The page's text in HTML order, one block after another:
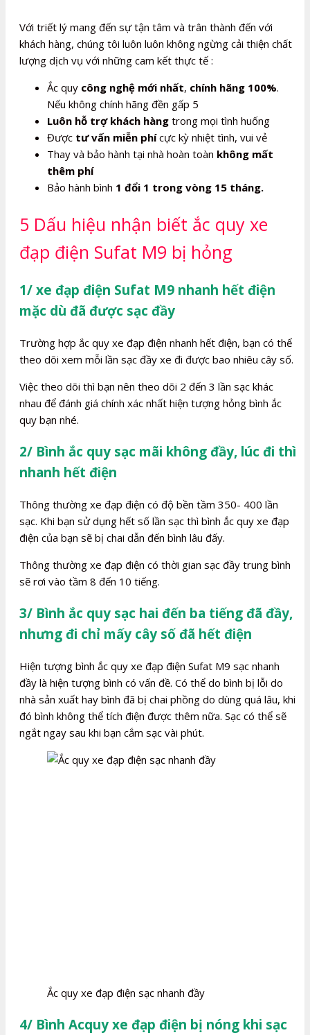
Với triết lý mang đến sự tận tâm và trân thành đến với
khách hàng, chúng tôi luôn luôn không ngừng cải thiện chất
lượng dịch vụ với những cam kết thực tế :
Ắc quy công nghệ mới nhất, chính hãng 100%.
Nếu không chính hãng đền gấp 5
Luôn hỗ trợ khách hàng trong mọi tình huống
Được tư vấn miễn phícực kỳ nhiệt tình, vui vẻ
Thay và bảo hành tại nhà hoàn toàn không mất
thêm phí
Bảo hành bình 1 đổi 1 trong vòng 15 tháng.
5 Dấu hiệu nhận biết ắc quy xe
đạp điện Sufat M9 bị hỏng
1/ xe đạp điện Sufat M9 nhanh hết điện
mặc dù đã được sạc đầy
Trường hợp ắc quy xe đạp điện nhanh hết điện, bạn có thể
theo dõi xem mỗi lần sạc đầy xe đi được bao nhiêu cây số.
Việc theo dõi thì bạn nên theo dõi 2 đến 3 lần sạc khác
nhau để đánh giá chính xác nhất hiện tượng hỏng bình ắc
quy bạn nhé.
2/ Bình ắc quy sạc mãi không đầy, lúc đi thì
nhanh hết điện
Thông thường xe đạp điện có độ bền tầm 350- 400 lần
sạc. Khi bạn sử dụng hết số lần sạc thì bình ắc quy xe đạp
điện của bạn sẽ bị chai dẫn đến bình lâu đấy.
Thông thường xe đạp điện có thời gian sạc đầy trung bình
sẽ rơi vào tầm 8 đến 10 tiếng.
3/ Bình ắc quy sạc hai đến ba tiếng đã đầy,
nhưng đi chỉ mấy cây số đã hết điện
Hiện tượng bình ắc quy xe đạp điện Sufat M9 sạc nhanh
đầy là hiện tượng bình có vấn đề. Có thể do bình bị lỗi do
nhà sản xuất hay bình đã bị chai phồng do dùng quá lâu, khi
đó bình không thể tích điện được thêm nữa. Sạc có thể sẽ
ngắt ngay sau khi bạn cắm sạc vài phút.
Ắc quy xe đạp điện sạc nhanh đầy
4/ Bình Acquy xe đạp điện bị nóng khi sạc